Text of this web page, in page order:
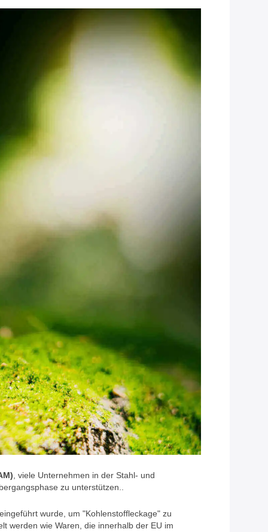
, viele Unternehmen in der Stahl- und
zu unterstützen..
wurde, um "Kohlenstoffleckage" zu
werden wie Waren, die innerhalb der EU im